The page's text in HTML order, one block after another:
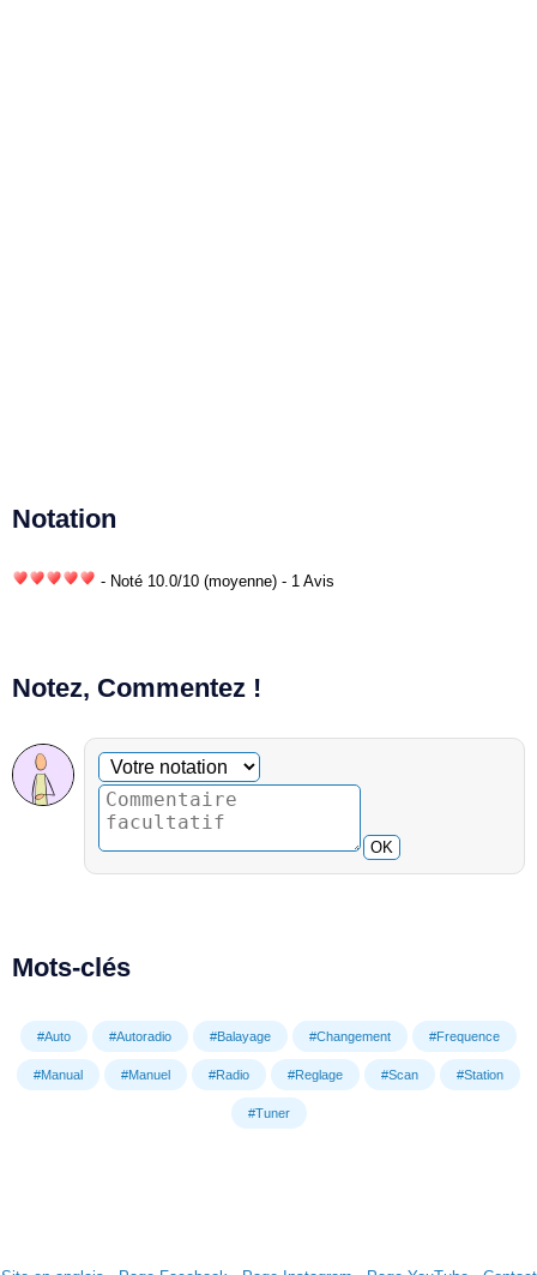
Notation
- Noté 10.0/10 (moyenne) - 1 Avis
Notez, Commentez !
Commentaire facultatif
Votre notation
OK
Mots-clés
#Auto #Autoradio #Balayage #Changement #Frequence
#Manual #Manuel #Radio #Reglage #Scan #Station
#Tuner